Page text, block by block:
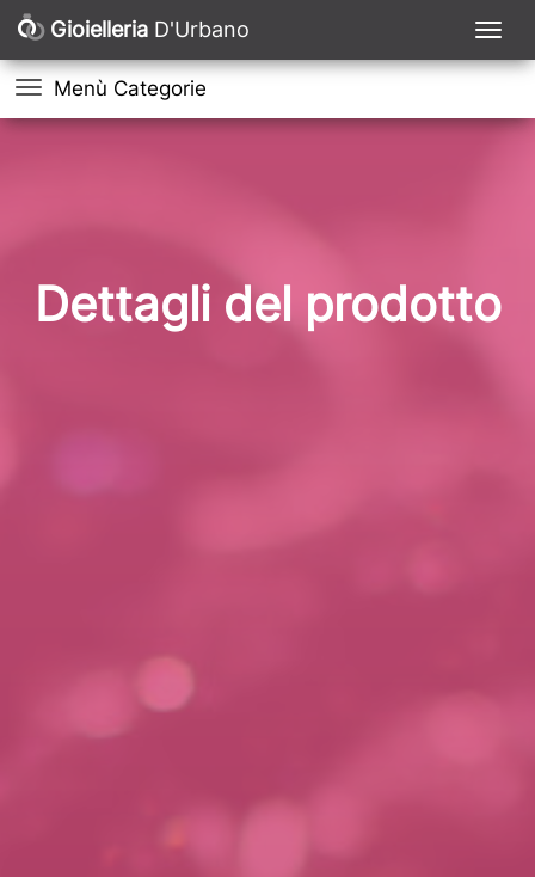
Gioielleria D'Urbano
Menù Categorie
Dettagli del prodotto